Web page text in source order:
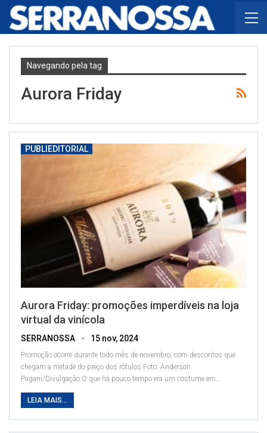
Navegando pela tag
Aurora Friday
PUBLIEDITORIAL
Aurora Friday: promoções imperdíveis na loja
virtual da vinícola
SERRANOSSA 15 nov, 2024
Promoção ocorre durante todo mês de novembro, com descontos que
chegam a metade do preço dos rótulos Foto: Anderson
Pagani/Divulgação O que há pouco tempo era um costume em…
LEIA MAIS...